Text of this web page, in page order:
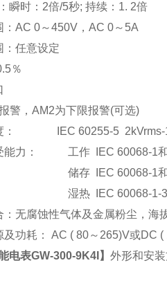
瞬时：2倍/5秒; 持续：1. 2倍
：AC 0～450V ，AC 0～5A
任意设定
％
警，AM2为下限报警(可选)
： IEC 60255-5 2kVrms-
能力： 工作 IEC 60068-
储存 IEC 60068-
湿热 IEC
：无腐蚀性气体及金属粉尘，海
及功耗： AC ( 80～265)V或DC
电表GW-300-9K4I 】 外形和安